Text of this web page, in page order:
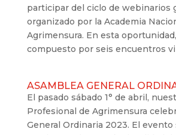
participar del ciclo de webinarios
organizado por la Academia
Agrimensura. En esta
compuesto por seis encuentros
ASAMBLEA GENERAL
El pasado sábado 1° de abril,
Profesional de Agrimensura
General Ordinaria 2023. El evento